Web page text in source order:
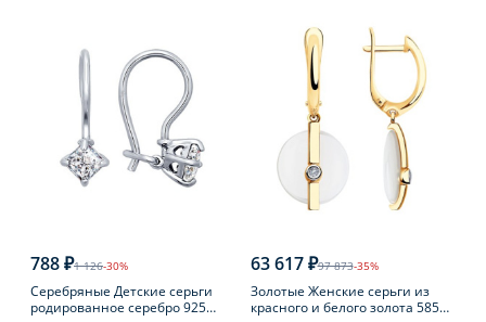
788 ₽1 126-30%
Серебряные Детские серьги
родированное серебро 925
63 617 ₽97 873-35%
Золотые Женские серьги из
красного и белого золота 585